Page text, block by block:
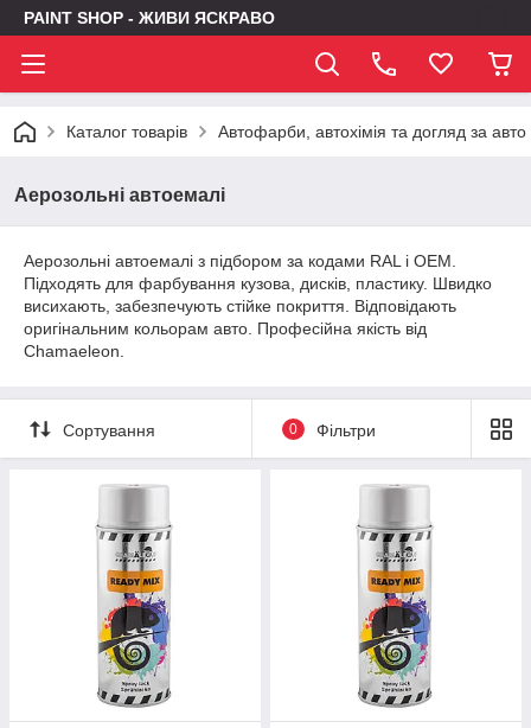
PAINT SHOP - ЖИВИ ЯСКРАВО
Каталог товарів Автофарби, автохімія та догляд за авто
Аерозольні автоемалі
Аерозольні автоемалі з підбором за кодами RAL і OEM.
Підходять для фарбування кузова, дисків, пластику. Швидко
висихають, забезпечують стійке покриття. Відповідають
оригінальним кольорам авто. Професійна якість від
Chamaeleon.
Сортування 0 Фільтри